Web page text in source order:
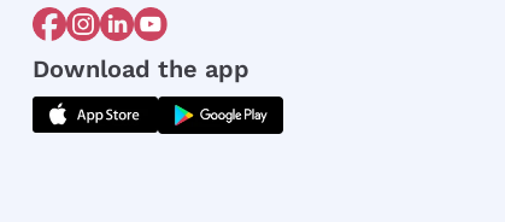
Download the app